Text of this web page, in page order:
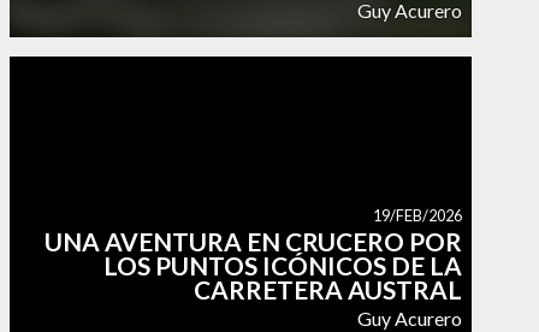
Guy Acurero
UNA AVENTURA EN CRUCERO POR
LOS PUNTOS ICÓNICOS DE LA
CARRETERA AUSTRAL
Guy Acurero
19/FEB/2026